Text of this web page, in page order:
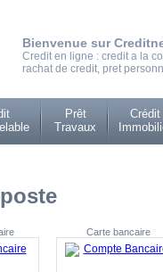
Bienvenue sur
Credit en ligne : credit a la
rachat de credit, pret
Prêt
Travaux
Crédit
Carte bancaire